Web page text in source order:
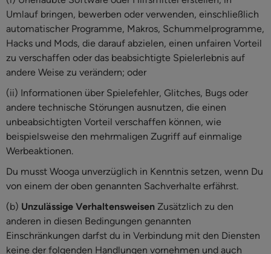
Umlauf bringen, bewerben oder verwenden, einschließlich
automatischer Programme, Makros, Schummelprogramme,
Hacks und Mods, die darauf abzielen, einen unfairen Vorteil
zu verschaffen oder das beabsichtigte Spielerlebnis auf
andere Weise zu verändern; oder
(ii) Informationen über Spielefehler, Glitches, Bugs oder
andere technische Störungen ausnutzen, die einen
unbeabsichtigten Vorteil verschaffen können, wie
beispielsweise den mehrmaligen Zugriff auf einmalige
Werbeaktionen.
Du musst Wooga unverzüglich in Kenntnis setzen, wenn Du
von einem der oben genannten Sachverhalte erfährst.
(b) Unzulässige Verhaltensweisen Zusätzlich zu den
anderen in diesen Bedingungen genannten
Einschränkungen darfst du in Verbindung mit den Diensten
keine der folgenden Handlungen vornehmen und auch